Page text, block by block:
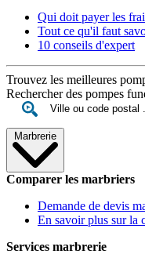
Qui doit payer les
Tout ce qu'il faut
10 conseils d'expert
Trouvez les meilleures
Rechercher des pompes
Marbrerie
Comparer les marbriers
Demande de devis
En savoir plus sur la
Services marbrerie